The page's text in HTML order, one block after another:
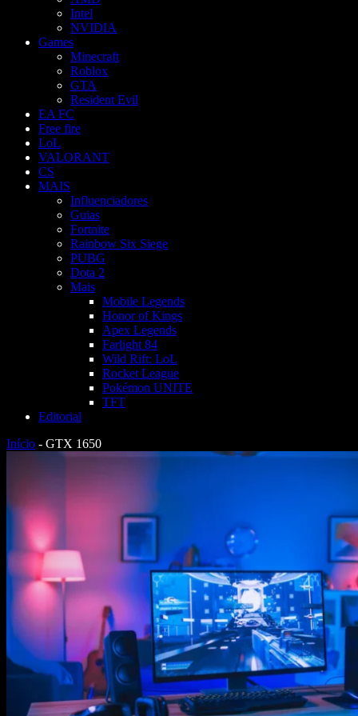
Intel
NVIDIA
Games
Minecraft
Roblox
GTA
Resident Evil
EA FC
Free fire
LoL
VALORANT
CS
MAIS
Influenciadores
Guias
Fortnite
Rainbow Six Siege
PUBG
Dota 2
Mais
Mobile Legends
Honor of Kings
Apex Legends
Farlight 84
Wild Rift: LoL
Rocket League
Pokémon UNITE
TFT
Editorial
Início - GTX 1650